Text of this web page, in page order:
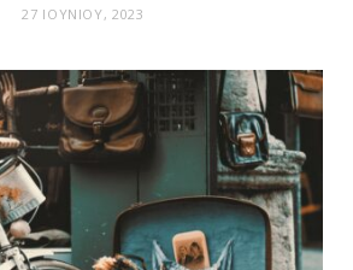
27 ΙΟΥΝΊΟΥ, 2023